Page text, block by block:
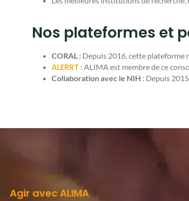
Nos plateformes et
CORAL : Depuis 2016, cette
ALERRT : ALIMA est membre de ce
Collaboration avec le NIH : Depuis
Agir avec ALIMA